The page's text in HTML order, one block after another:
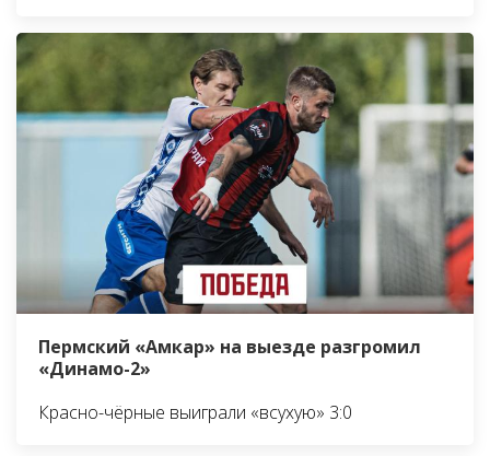
Пермский «Амкар» на выезде разгромил
«Динамо-2»
Красно-чёрные выиграли «всухую» 3:0